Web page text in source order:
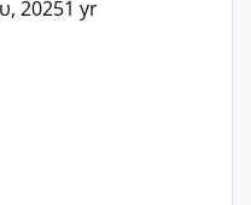
20251 yr